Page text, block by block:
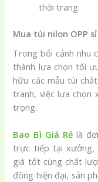
thời trang.
Mua túi nilon OPP
Trong bối cảnh nhu
thành lựa chọn tối
hữu các mẫu túi
tranh, việc lựa chọn
trọng.
Bao Bì Giá Rẻlà
trực tiếp tại xưởng,
giá tốt cùng chất
đồng hiện đại, sản